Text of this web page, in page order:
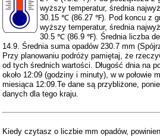
wyższy temperatur, średnia
30.15 ℃ (86.27 ℉). Pod koncu z
wyższy temperatur, średnia
30.5 ℃ (86.9 ℉). Średnia liczba
14.9. Średnia suma opadów 230.7 mm (
Przy planowaniu podróży pamiętaj, że
od tych średnich wartości. Długość dnia na
około 12:09 (godziny i minuty), w w połowie
miesiąca 12:09.Te dane są przybliżone,
danych dla tego kraju.
Kiedy czytasz o liczbie mm opadów,